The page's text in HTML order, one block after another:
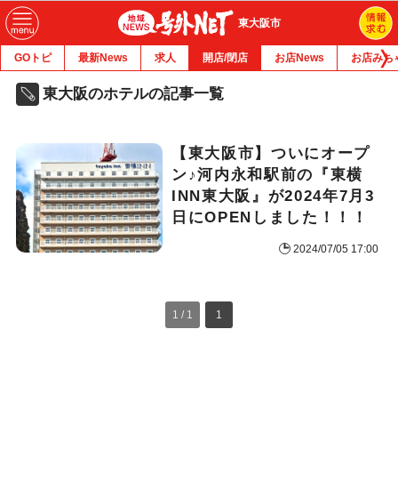
東大阪市
GOトピ 最新News 求人 開店/閉店 お店News お店みち
東大阪のホテルの記事一覧
【東大阪市】ついにオープ
ン♪河内永和駅前の『東横
INN東大阪』が2024年7月3
日にOPENしました！！！
2024/07/05 17:00
1 / 1 1